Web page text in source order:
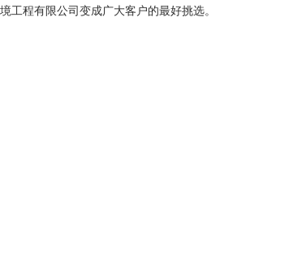
工程有限公司变成广大客户的最好挑选。